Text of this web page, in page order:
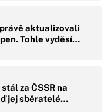
aktualizovali
Tohle vyděsí…
za ČSSR na
jej sběratelé…